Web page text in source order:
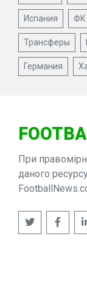
Испания ФК
Трансферы
Германия
При
даного